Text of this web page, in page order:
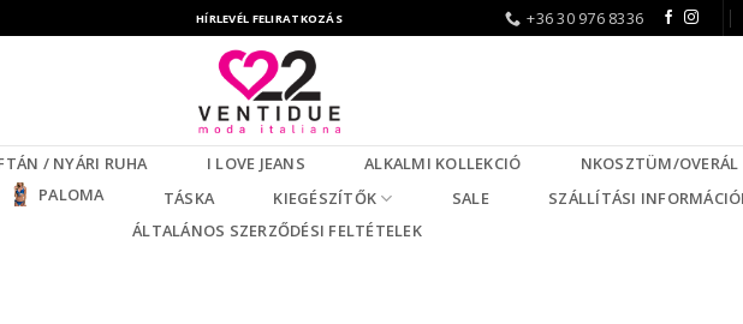
HÍRLEVÉL FELIRATKOZÁS +36 30 976 8336
/ NYÁRI RUHA I LOVE JEANS ALKALMI KOLLEKCIÓ NKOSZTÜM/OVERÁL
PALOMA TÁSKA KIEGÉSZÍTŐK SALE SZÁLLÍTÁSI
ÁLTALÁNOS SZERZŐDÉSI FELTÉTELEK